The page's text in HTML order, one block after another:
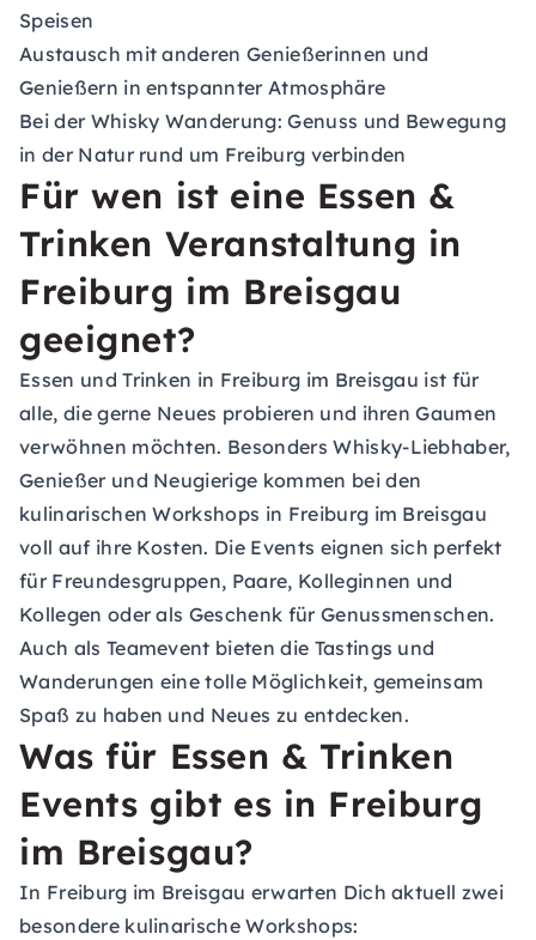
Speisen
Austausch mit anderen Genießerinnen und
Genießern in entspannter Atmosphäre
Bei der Whisky Wanderung: Genuss und Bewegung
in der Natur rund um Freiburg verbinden
Für wen ist eine Essen &
Trinken Veranstaltung in
Freiburg im Breisgau
geeignet?
Essen und Trinken in Freiburg im Breisgau ist für
alle, die gerne Neues probieren und ihren Gaumen
verwöhnen möchten. Besonders Whisky-Liebhaber,
Genießer und Neugierige kommen bei den
kulinarischen Workshops in Freiburg im Breisgau
voll auf ihre Kosten. Die Events eignen sich perfekt
für Freundesgruppen, Paare, Kolleginnen und
Kollegen oder als Geschenk für Genussmenschen.
Auch als Teamevent bieten die Tastings und
Wanderungen eine tolle Möglichkeit, gemeinsam
Spaß zu haben und Neues zu entdecken.
Was für Essen & Trinken
Events gibt es in Freiburg
im Breisgau?
In Freiburg im Breisgau erwarten Dich aktuell zwei
besondere kulinarische Workshops: